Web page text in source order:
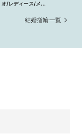
オ/レディース/メン
結婚指輪一覧